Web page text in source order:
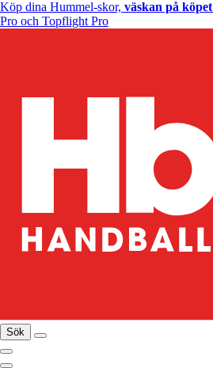
Köp dina Hummel-skor, väskan på köpet
Pro och Topflight Pro
Sök